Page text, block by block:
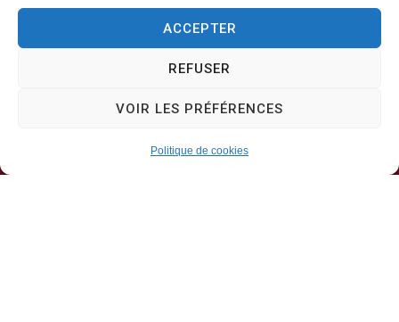
ACCEPTER
REFUSER
VOIR LES PRÉFÉRENCES
Politique de cookies
1 Rue des Érables,
42330 – AVEIZIEUX
04 77 94 00 12